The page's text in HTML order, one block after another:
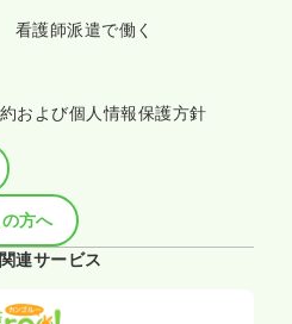
看護師派遣で働く
および個人情報保護方針
方へ
連サービス